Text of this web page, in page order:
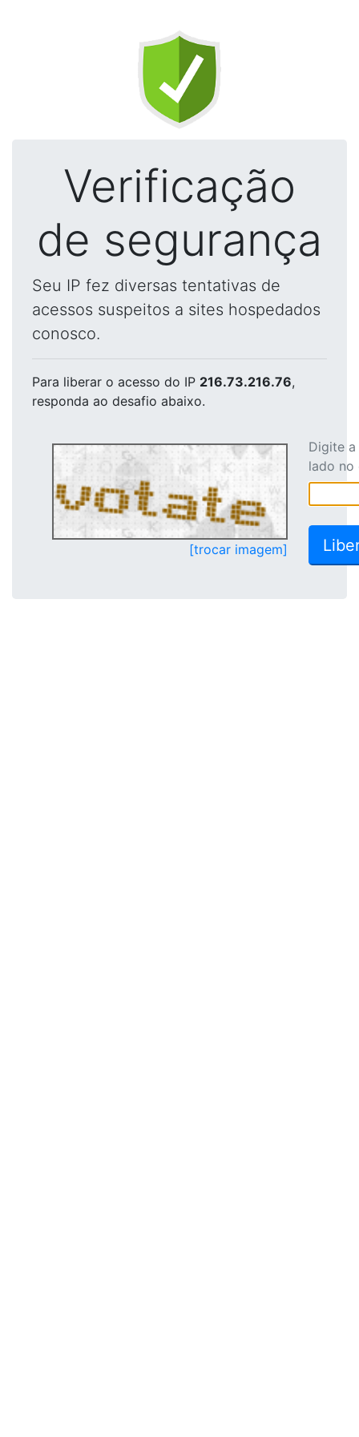
Verificação
de segurança
Seu IP fez diversas tentativas de
acessos suspeitos a sites hospedados
conosco.
Para liberar o acesso do IP 216.73.216.76,
responda ao desafio abaixo.
[trocar imagem]
Digite
lado no